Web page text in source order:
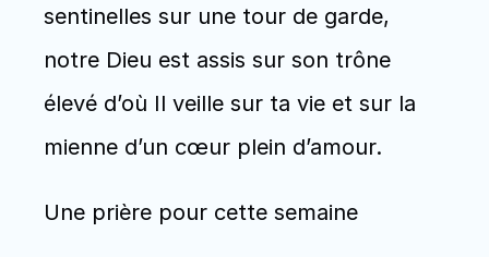
sentinelles sur une tour de garde,
notre Dieu est assis sur son trône
élevé d’où Il veille sur ta vie et sur la
mienne d’un cœur plein d’amour.
Une prière pour cette semaine